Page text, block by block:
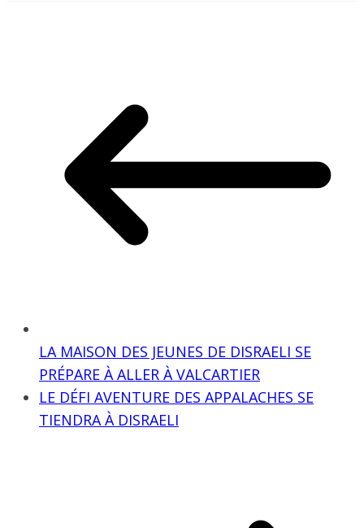
LA MAISON DES JEUNES DE DISRAELI SE
PRÉPARE À ALLER À VALCARTIER
LE DÉFI AVENTURE DES APPALACHES SE
TIENDRA À DISRAELI